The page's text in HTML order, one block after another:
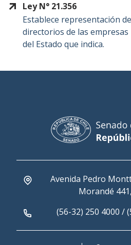
Ley N° 21.356
Establece representación
directorios de las empresas
del Estado que indica.
Avenida Pedro
Morandé
(56-32) 250 4000 /